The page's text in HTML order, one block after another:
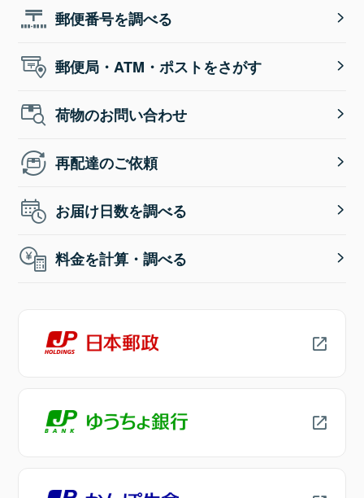
郵便番号を調べる
郵便局・ATM・ポストをさがす
荷物のお問い合わせ
再配達のご依頼
お届け日数を調べる
料金を計算・調べる